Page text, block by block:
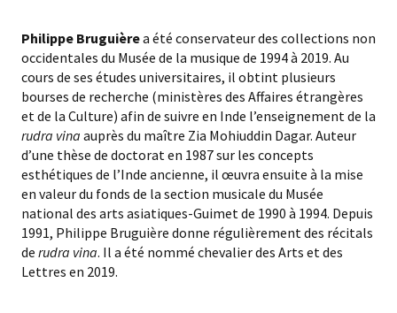
Philippe Bruguièrea été conservateur des collections non
occidentales du Musée de la musique de 1994 à 2019. Au
cours de ses études universitaires, il obtint plusieurs
bourses de recherche (ministères des Affaires étrangères
et de la Culture) afin de suivre en Inde l’enseignement de la
rudra vina auprès du maître Zia Mohiuddin Dagar. Auteur
d’une thèse de doctorat en 1987 sur les concepts
esthétiques de l’Inde ancienne, il œuvra ensuite à la mise
en valeur du fonds de la section musicale du Musée
national des arts asiatiques-Guimet de 1990 à 1994. Depuis
1991, Philippe Bruguière donne régulièrement des récitals
de rudra vina. Il a été nommé chevalier des Arts et des
Lettres en 2019.